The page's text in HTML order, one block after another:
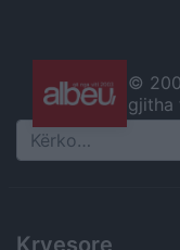
©
gjitha
Search
Kryesore